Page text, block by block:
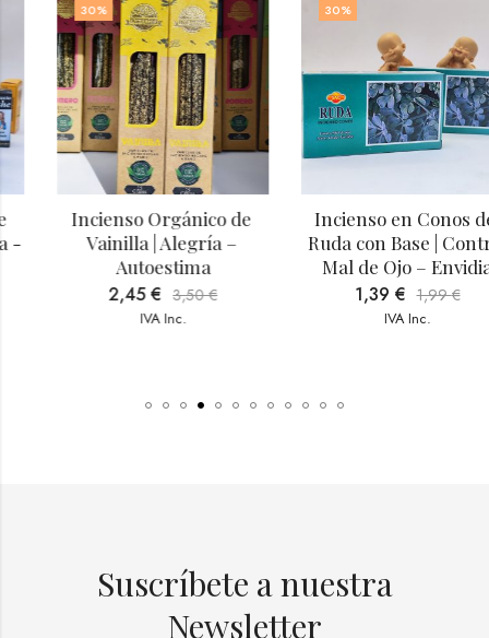
%
Incienso Orgánico de
Vainilla | Alegría –
Autoestima
2,45€ 3,50 €
IVA Inc.
Incienso en Conos de
Ruda con Base | Contra
Mal de Ojo – Envidia
€ 1,99 €
IVA Inc.
Suscríbete a nuestra
Newsletter